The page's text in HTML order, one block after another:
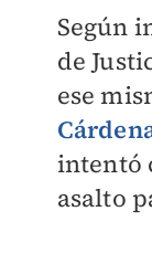
Según
de
ese
intentó
asalto